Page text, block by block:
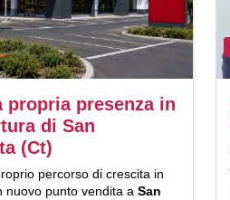
propria presenza in
di San
(Ct)
percorso di crescita in
nuovo punto vendita a San